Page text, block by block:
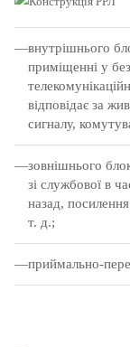
внутрішнього
приміщенні у
відповідає за
сигналу,
зовнішнього
зі службової в
назад,
т. д.;
приймально-